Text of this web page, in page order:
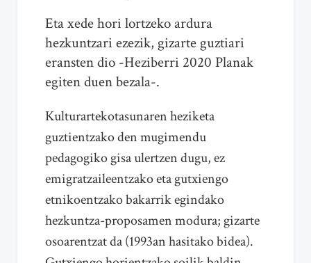
Eta xede hori lortzeko ardura
hezkuntzari ezezik, gizarte guztiari
eransten dio -Heziberri 2020 Planak
egiten duen bezala-.
Kulturartekotasunaren heziketa
guztientzako den mugimendu
pedagogiko gisa ulertzen dugu, ez
emigratzaileentzako eta gutxiengo
etnikoentzako bakarrik egindako
hezkuntza-proposamen modura; gizarte
osoarentzat da (1993an hasitako bidea).